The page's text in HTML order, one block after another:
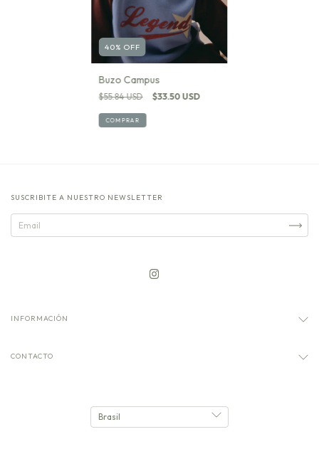
40% OFF
Buzo Campus
$55.84 USD $33.50 USD
COMPRAR
SUSCRIBITE A NUESTRO NEWSLETTER
INFORMACIÓN
CONTACTO